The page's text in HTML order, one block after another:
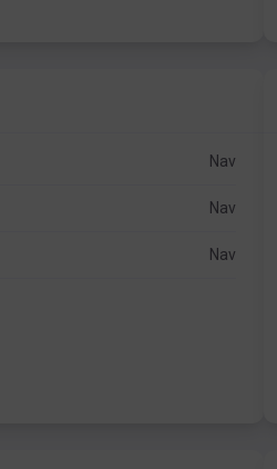
Nav
Nav
Nav